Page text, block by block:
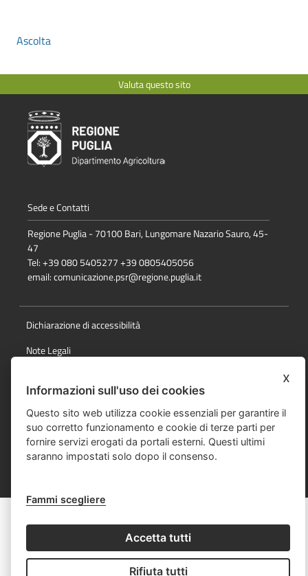
Ascolta
Valuta questo sito
Sede e Contatti
Regione Puglia - 70100 Bari, Lungomare Nazario Sauro, 45-
47
Tel: +39 080 5405277 +39 0805405056
email:comunicazione.psr@regione.puglia.it
Dichiarazione di accessibilità
Note Legali
Mappa del sito
x
Informazioni sull'uso dei cookies
Questo sito web utilizza cookie essenziali per garantire il
suo corretto funzionamento e cookie di terze parti per
fornire servizi erogati da portali esterni. Questi ultimi
saranno impostati solo dopo il consenso.
Fammi scegliere
Accetta tutti
Rifiuta tutti